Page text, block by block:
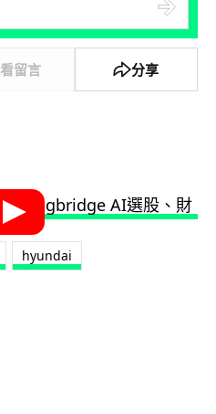
看留言 分享
hyundai